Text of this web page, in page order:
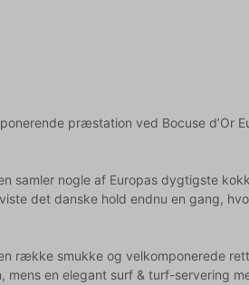
præstation ved Bocuse d’Or
samler nogle af Europas dygtigste
det danske hold endnu en gang,
række smukke og velkomponerede
en elegant surf & turf-servering